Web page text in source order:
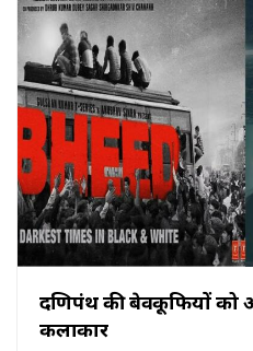
दक्षिणपंथ की बेवकूफियों को
कलाकार